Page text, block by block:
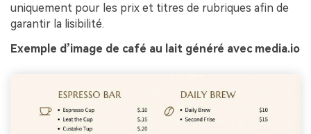
uniquement pour les prix et titres de rubriques afin de
garantir la lisibilité.
Exemple d’image de café au lait généré avec media.io